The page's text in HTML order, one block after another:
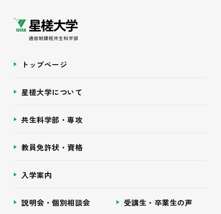
トップページ
星槎大学について
共生科学部・専攻
教員免許状・資格
入学案内
説明会・個別相談会 受講生・卒業生の声